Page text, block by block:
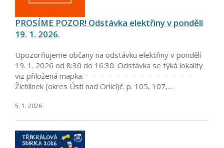
PROSÍME POZOR! Odstávka elektřiny v pondělí
19. 1. 2026.
Upozorňujeme občany na odstávku elektřiny v pondělí
19. 1. 2026 od 8:30 do 16:30. Odstávka se týká lokality
viz přiložená mapka. —————————————-
Žichlínek (okres Ústí nad Orlicí)č. p. 105, 107,…
5. 1. 2026